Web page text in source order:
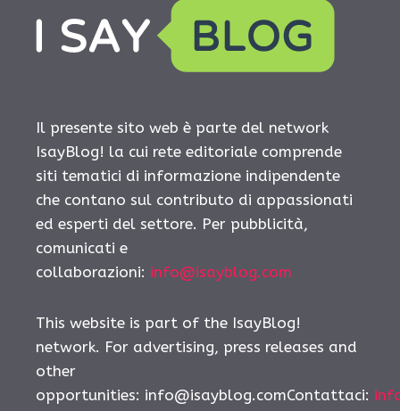
Il presente sito web è parte del network
IsayBlog! la cui rete editoriale comprende
siti tematici di informazione indipendente
che contano sul contributo di appassionati
ed esperti del settore. Per pubblicità,
comunicati e
collaborazioni: info@isayblog.com
This website is part of the IsayBlog!
network. For advertising, press releases and
other
opportunities: info@isayblog.comContattaci: